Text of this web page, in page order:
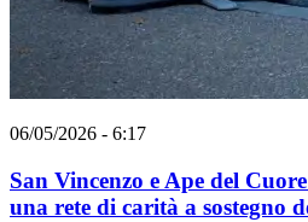
06/05/2026 - 6:17
San Vincenzo e Ape del
una rete di carità a sostegno